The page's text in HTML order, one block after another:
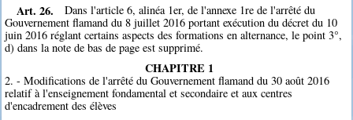
Art. 26.
Dans l'article 6, alinéa 1er, de l'annexe 1re de l'arrêté du
Gouvernement flamand du 8 juillet 2016 portant exécution du décret du 10
juin 2016 réglant certains aspects des formations en alternance, le point 3°,
d) dans la note de bas de page est supprimé.
CHAPITRE 1
2. - Modifications de l'arrêté du Gouvernement flamand du 30 août 2016
relatif à l'enseignement fondamental et secondaire et aux centres
d'encadrement des élèves